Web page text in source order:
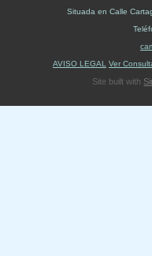
Situada en Calle
AVISO LEGAL
Ver
Site built with